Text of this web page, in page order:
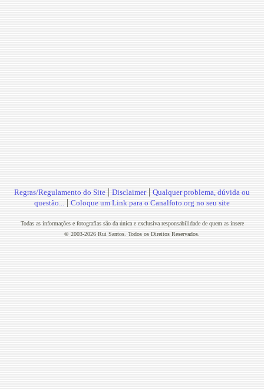
Regras/Regulamento do Site | Disclaimer| Qualquer problema, dúvida ou
questão... | Coloque um Link para o Canalfoto.org no seu site
Todas as informações e fotografias são da única e exclusiva responsabilidade de quem as insere
© 2003-2026 Rui Santos. Todos os Direitos Reservados.